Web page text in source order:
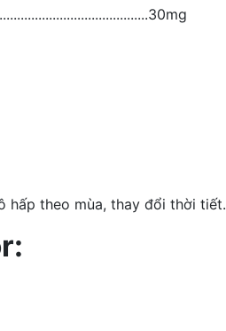
hấp theo mùa, thay đổi thời tiết.